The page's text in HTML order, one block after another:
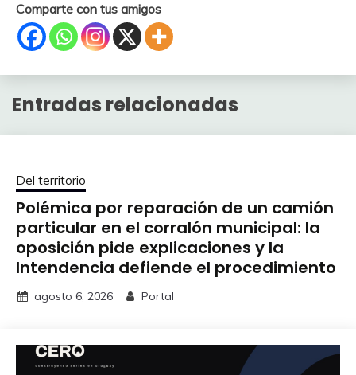
Comparte con tus amigos
Entradas relacionadas
Del territorio
Polémica por reparación de un camión
particular en el corralón municipal: la
oposición pide explicaciones y la
Intendencia defiende el procedimiento
agosto 6, 2026 Portal